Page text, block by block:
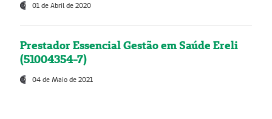
01 de Abril de 2020
Prestador Essencial Gestão em Saúde Ereli
(51004354-7)
04 de Maio de 2021